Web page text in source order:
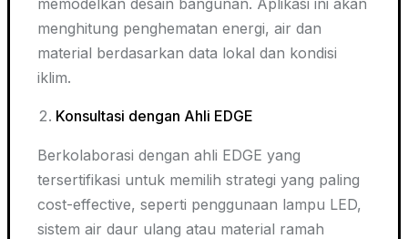
memodelkan desain bangunan. Aplikasi ini akan
menghitung penghematan energi, air dan
material berdasarkan data lokal dan kondisi
iklim.
Konsultasi dengan Ahli EDGE
Berkolaborasi dengan ahli EDGE yang
tersertifikasi untuk memilih strategi yang paling
cost-effective, seperti penggunaan lampu LED,
sistem air daur ulang atau material ramah